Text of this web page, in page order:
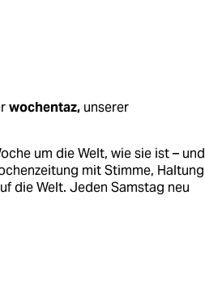
wochentaz,unserer
um die Welt, wie sie ist – und
mit Stimme, Haltung
die Welt. Jeden Samstag neu